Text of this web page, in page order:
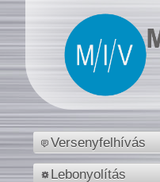
Versenyfelhívás
Lebonyolítás